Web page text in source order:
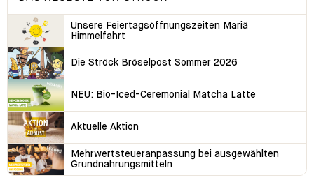
Unsere Feiertagsöffnungszeiten Mariä
Himmelfahrt
Die Ströck Bröselpost Sommer 2026
NEU: Bio-Iced-Ceremonial Matcha Latte
Aktuelle Aktion
Mehrwertsteueranpassung bei ausgewählten
Grundnahrungsmitteln